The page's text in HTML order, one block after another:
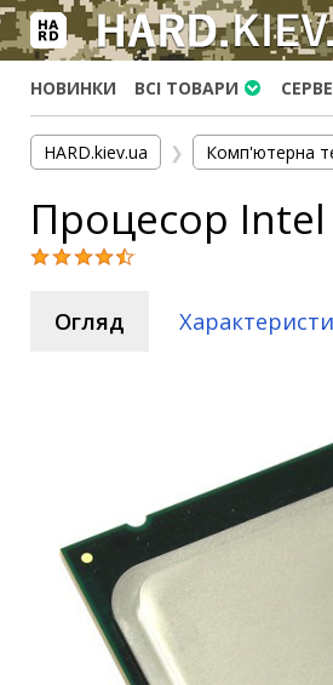
Вхід|Реєстрація×
(097)-938-03-73 Telegram
HARD.KIEV.UA
Послуги
Повернення / Обмін
Доставка та оплата
Ноутбуки
Процесори (CPU)
Оперативна пам'ять
Материнські плати
Жорсткі диски та SSD
SAS диски
SATA диски
НОВИНКИ ВСІ ТОВАРИ
HARD.kiev.ua ❯ Комп'ютерна
Процесор Intel
Огляд